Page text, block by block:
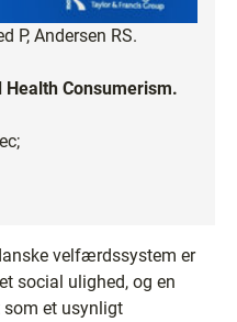
P, Andersen RS.
Consumerism.
velfærdssystem er
social ulighed, og en
som et usynligt